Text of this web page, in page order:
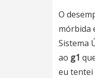
O
mórbida
Sistema
ao g1
eu tentei